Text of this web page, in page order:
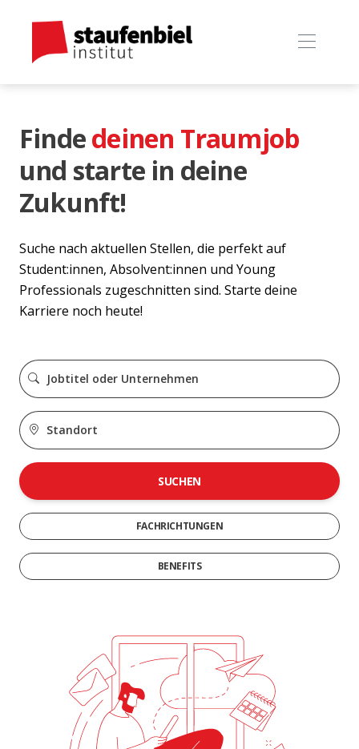
Findedeinen Traumjob
und starte in deine
Zukunft!
Suche nach aktuellen Stellen, die perfekt auf
Student:innen, Absolvent:innen und Young
Professionals zugeschnitten sind. Starte deine
Karriere noch heute!
SUCHEN
FACHRICHTUNGEN
BENEFITS